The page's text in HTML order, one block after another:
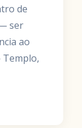
de
ser
ao
Templo,